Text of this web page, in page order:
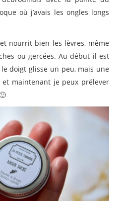
où j’avais les ongles longs
nourrit bien les lèvres, même
ou gercées. Au début il est
doigt glisse un peu, mais une
maintenant je peux prélever